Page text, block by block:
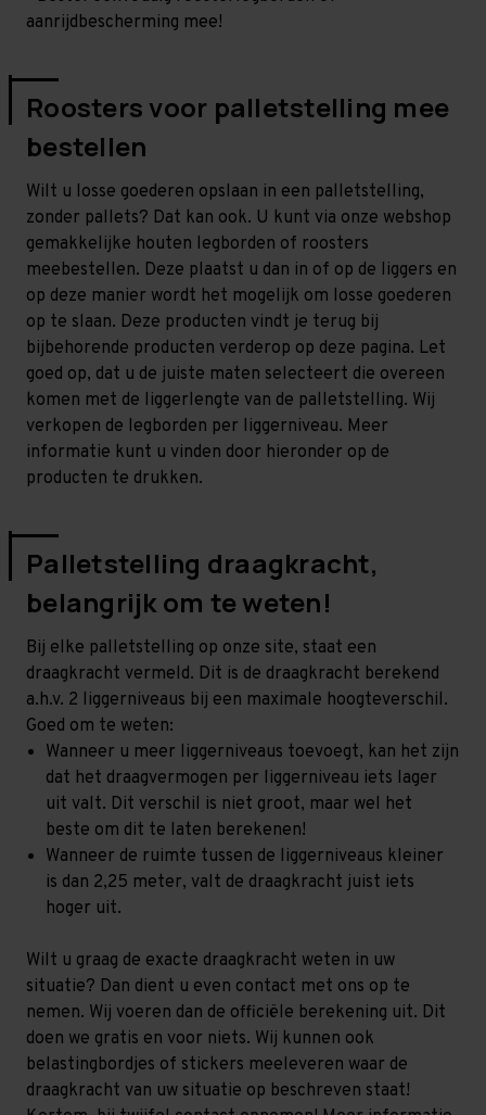
aanrijdbescherming mee!
Roosters voor palletstelling mee
bestellen
Wilt u losse goederen opslaan in een palletstelling,
zonder pallets? Dat kan ook. U kunt via onze webshop
gemakkelijke houten legborden of roosters
meebestellen. Deze plaatst u dan in of op de liggers en
op deze manier wordt het mogelijk om losse goederen
op te slaan. Deze producten vindt je terug bij
bijbehorende producten verderop op deze pagina. Let
goed op, dat u de juiste maten selecteert die overeen
komen met de liggerlengte van de palletstelling. Wij
verkopen de legborden per liggerniveau. Meer
informatie kunt u vinden door hieronder op de
producten te drukken.
Palletstelling draagkracht,
belangrijk om te weten!
Bij elke palletstelling op onze site, staat een
draagkracht vermeld. Dit is de draagkracht berekend
a.h.v. 2 liggerniveaus bij een maximale hoogteverschil.
Goed om te weten:
Wanneer u meer liggerniveaus toevoegt, kan het zijn
dat het draagvermogen per liggerniveau iets lager
uit valt. Dit verschil is niet groot, maar wel het
beste om dit te laten berekenen!
Wanneer de ruimte tussen de liggerniveaus kleiner
is dan 2,25 meter, valt de draagkracht juist iets
hoger uit.
Wilt u graag de exacte draagkracht weten in uw
situatie? Dan dient u even contact met ons op te
nemen. Wij voeren dan de officiële berekening uit. Dit
doen we gratis en voor niets. Wij kunnen ook
belastingbordjes of stickers meeleveren waar de
draagkracht van uw situatie op beschreven staat!